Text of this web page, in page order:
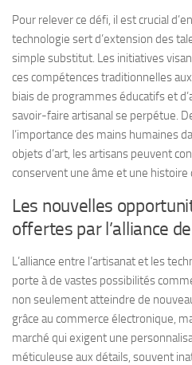
Pour relever ce défi, il est crucial
technologie sert d’extension des
simple substitut. Les initiatives
ces compétences traditionnelles
biais de programmes éducatifs et
savoir-faire artisanal se perpétue.
l’importance des mains humaines
objets d’art, les artisans peuvent
conservent une âme et une histoire
Les nouvelles
offertes par l’alliance
L’alliance entre l’artisanat et les
porte à de vastes possibilités
non seulement atteindre de
grâce au commerce électronique,
marché qui exigent une
méticuleuse aux détails, souvent